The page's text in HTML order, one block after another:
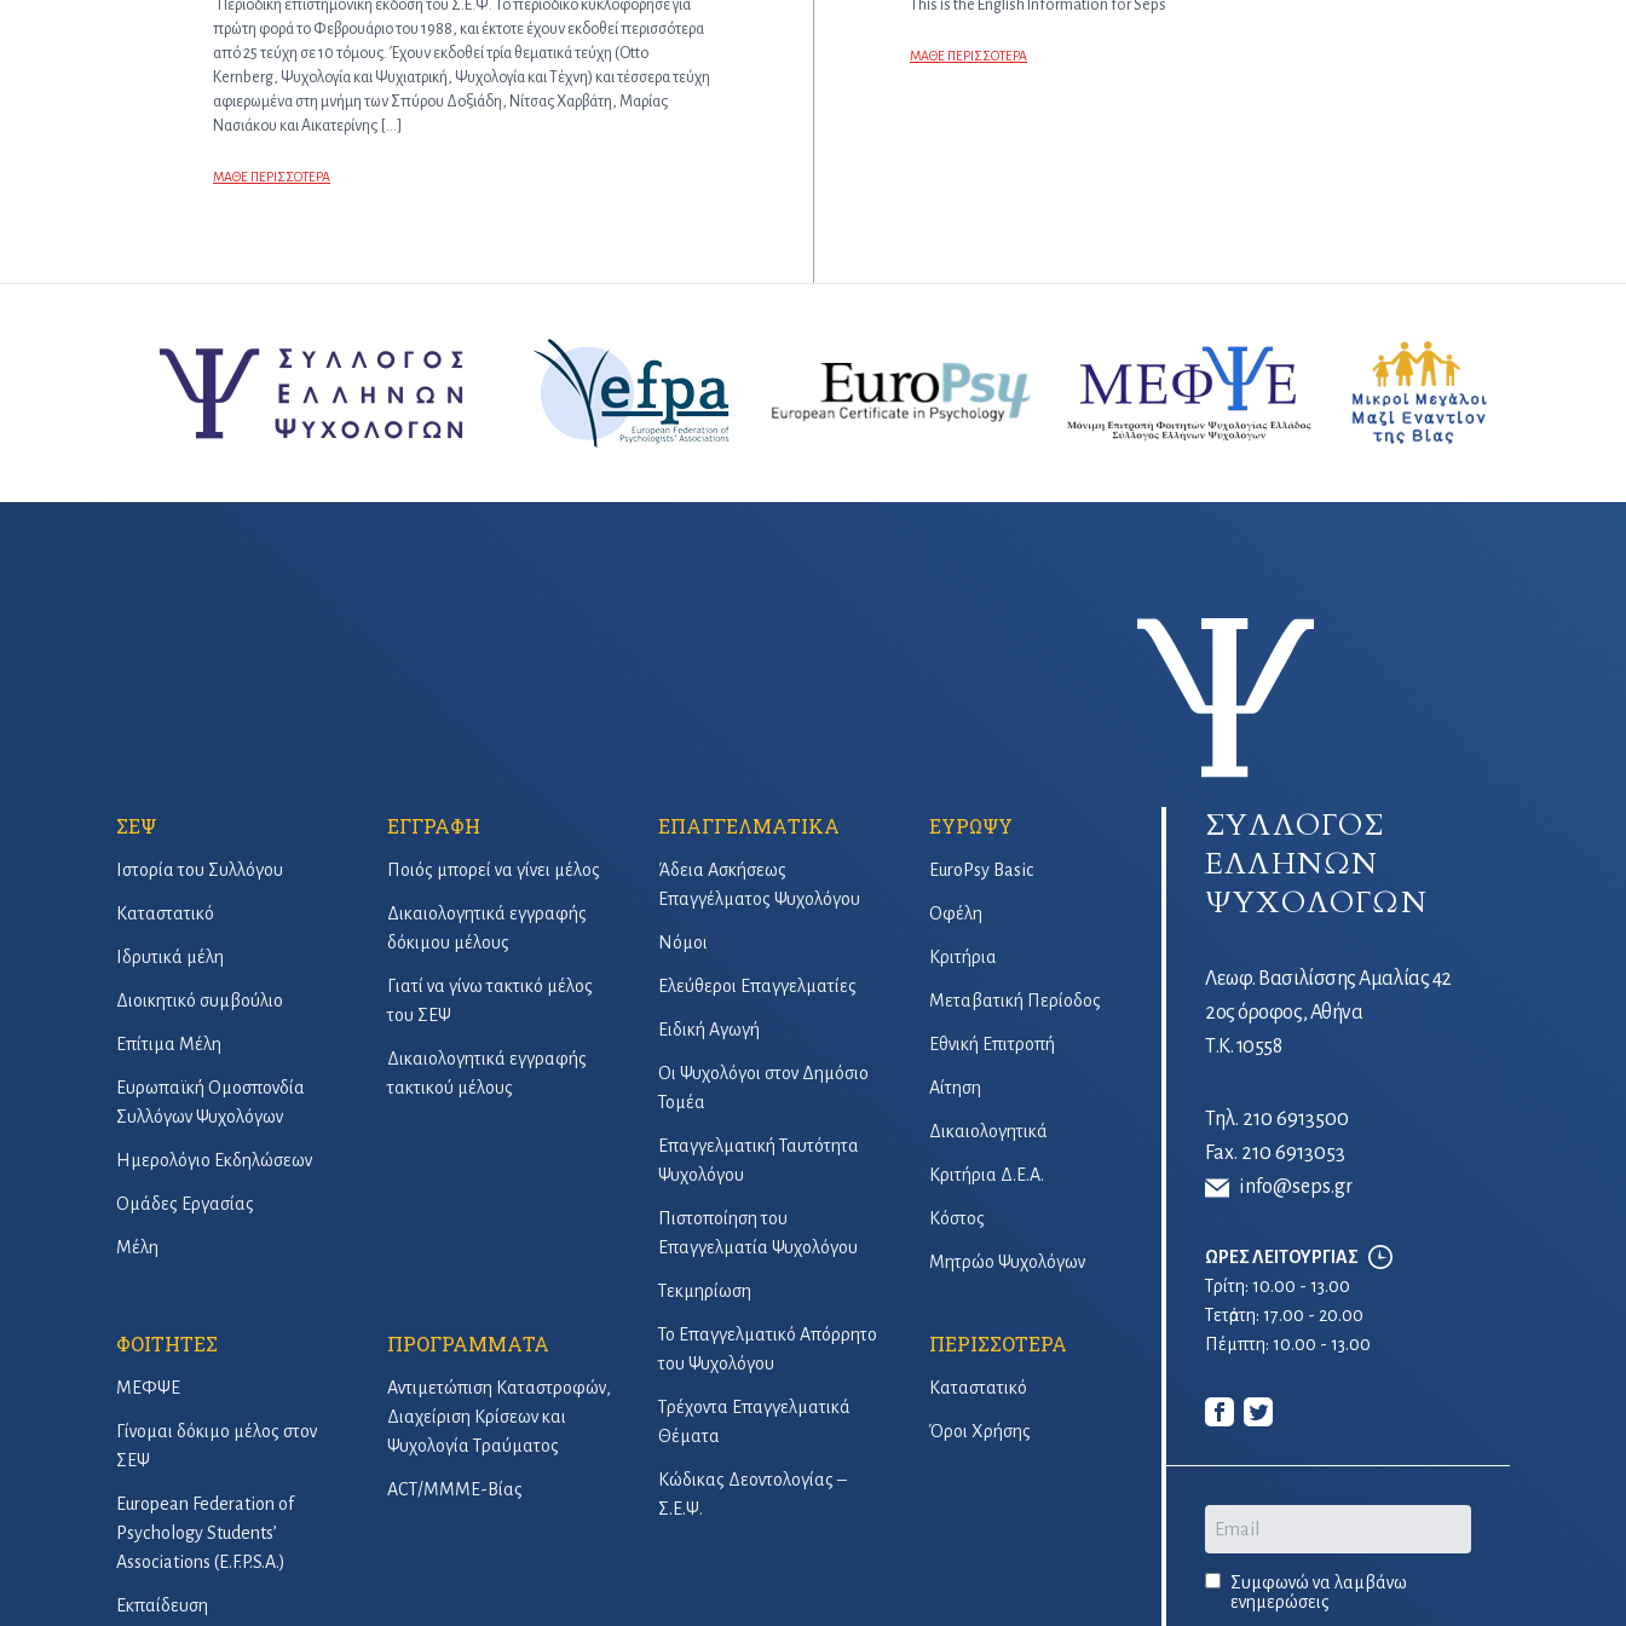
Περιοδική επιστημονική έκδοση του Σ.Ε.Ψ. Το περιοδικό κυκλοφόρησε για
πρώτη φορά το Φεβρουάριο του 1988, και έκτοτε έχουν εκδοθεί περισσότερα
από 25 τεύχη σε 10 τόμους. Έχουν εκδοθεί τρία θεματικά τεύχη (Otto
Kernberg, Ψυχολογία και Ψυχιατρική, Ψυχολογία και Τέχνη) και τέσσερα τεύχη
αφιερωμένα στη μνήμη των Σπύρου Δοξιάδη, Νίτσας Χαρβάτη, Μαρίας
Νασιάκου και Αικατερίνης […]
ΜΑΘΕ ΠΕΡΙΣΣΟΤΕΡΑ
This is the English Information for Seps
ΜΑΘΕ ΠΕΡΙΣΣΟΤΕΡΑ
ΣΥΛΛΟΓΟΣ
ΕΛΛΗΝΩΝ
ΨΥΧΟΛΟΓΩΝ
Λεωφ. Βασιλίσσης Αμαλίας 42
2ος όροφος, Αθήνα
Τ.Κ. 10558
Τηλ. 210 6913500
Fax. 210 6913053
info@seps.gr
ΩΡΕΣ ΛΕΙΤΟΥΡΓΙΑΣ
Τρίτη: 10.00 - 13.00
Τετἀρτη: 17.00 - 20.00
Πέμπτη: 10.00 - 13.00
Email
Συμφωνώ να λαμβάνω
ενημερώσεις
ΣΕΨ
Ιστορία του Συλλόγου
Καταστατικό
Ιδρυτικά μέλη
Διοικητικό συμβούλιο
Επίτιμα Μέλη
Ευρωπαϊκή Ομοσπονδία
Συλλόγων Ψυχολόγων
Ημερολόγιο Εκδηλώσεων
Ομάδες Εργασίας
Μέλη
ΕΓΓΡΑΦΗ
Ποιός μπορεί να γίνει μέλος
Δικαιολογητικά εγγραφής
δόκιμου μέλους
Γιατί να γίνω τακτικό μέλος
του ΣΕΨ
Δικαιολογητικά εγγραφής
τακτικού μέλους
ΕΠΑΓΓΕΛΜΑΤΙΚΑ
Άδεια Ασκήσεως
Επαγγέλματος Ψυχολόγου
Νόμοι
Ελεύθεροι Επαγγελματίες
Ειδική Αγωγή
Οι Ψυχολόγοι στον Δημόσιο
Τομέα
Επαγγελματική Ταυτότητα
Ψυχολόγου
Πιστοποίηση του
Επαγγελματία Ψυχολόγου
Τεκμηρίωση
Το Επαγγελματικό Απόρρητο
του Ψυχολόγου
Τρέχοντα Επαγγελματικά
Θέματα
Κώδικας Δεοντολογίας –
Σ.Ε.Ψ.
ΕΥΡΩΨΥ
EuroPsy Basic
Οφέλη
Κριτήρια
Μεταβατική Περίοδος
Εθνική Επιτροπή
Αίτηση
Δικαιολογητικά
Κριτήρια Δ.Ε.Α.
Κόστος
Μητρώο Ψυχολόγων
ΦΟΙΤΗΤΕΣ
ΜΕΦΨΕ
Γίνομαι δόκιμο μέλος στον
ΣΕΨ
European Federation of
Psychology Students’
Associations (E.F.P.S.A.)
Εκπαίδευση
ΠΡΟΓΡΑΜΜΑΤΑ
Αντιμετώπιση Καταστροφών,
Διαχείριση Κρίσεων και
Ψυχολογία Τραύματος
ACT/ΜΜΜΕ-Βίας
ΠΕΡΙΣΣΟΤΕΡΑ
Καταστατικό
Όροι Χρήσης